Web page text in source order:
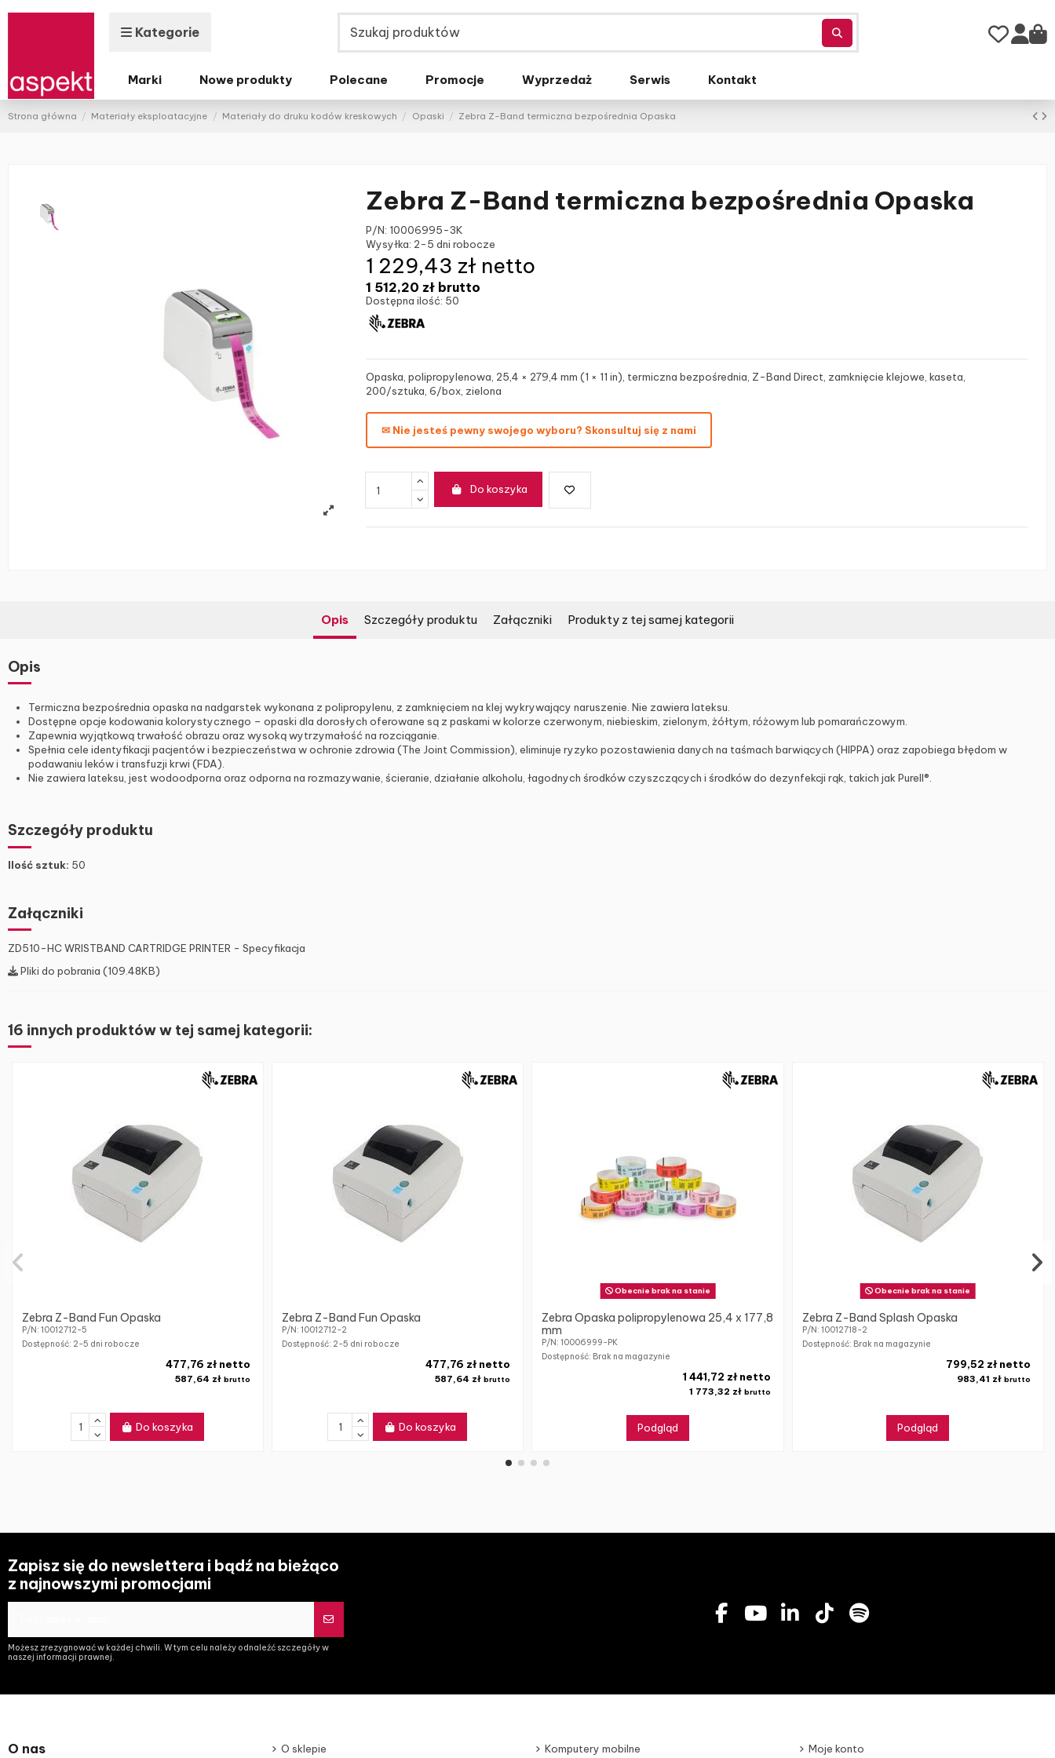
Kategorie
Marki Nowe produkty Polecane Promocje Wyprzedaż Serwis Kontakt
Strona główna Materiały eksploatacyjne Materiały do druku kodów kreskowych Opaski Zebra Z-Band termiczna bezpośrednia Opaska
Zebra Z-Band termiczna bezpośrednia Opaska
P/N: 10006995-3K
Wysyłka: 2-5 dni robocze
1 512,20 zł brutto
1 229,43 zł netto
Dostępna ilość: 50
Opaska, polipropylenowa, 25,4 × 279,4 mm (1 × 11 in), termiczna bezpośrednia, Z-Band Direct, zamknięcie klejowe, kaseta,
200/sztuka, 6/box, zielona
✉ Nie jesteś pewny swojego wyboru? Skonsultuj się z nami
Do koszyka
Opis Szczegóły produktu Załączniki Produkty z tej samej kategorii
Opis
Termiczna bezpośrednia opaska na nadgarstek wykonana z polipropylenu, z zamknięciem na klej wykrywający naruszenie. Nie zawiera lateksu.
Dostępne opcje kodowania kolorystycznego – opaski dla dorosłych oferowane są z paskami w kolorze czerwonym, niebieskim, zielonym, żółtym, różowym lub pomarańczowym.
Zapewnia wyjątkową trwałość obrazu oraz wysoką wytrzymałość na rozciąganie.
Spełnia cele identyfikacji pacjentów i bezpieczeństwa w ochronie zdrowia (The Joint Commission), eliminuje ryzyko pozostawienia danych na taśmach barwiących (HIPPA) oraz zapobiega błędom w
podawaniu leków i transfuzji krwi (FDA).
Nie zawiera lateksu, jest wodoodporna oraz odporna na rozmazywanie, ścieranie, działanie alkoholu, łagodnych środków czyszczących i środków do dezynfekcji rąk, takich jak Purell®.
Szczegóły produktu
Ilość sztuk: 50
Załączniki
ZD510-HC WRISTBAND CARTRIDGE PRINTER - Specyfikacja
Pliki do pobrania (109.48KB)
16 innych produktów w tej samej kategorii:
Zebra Z-Band Fun Opaska
P/N: 10012712-5
Dostępność: 2-5 dni robocze
587,64 złbrutto
477,76 zł netto
Do koszyka
Zebra Z-Band Fun Opaska
P/N: 10012712-2
Dostępność: 2-5 dni robocze
587,64 złbrutto
477,76 zł netto
Do koszyka
Obecnie brak na stanie
Zebra Opaska polipropylenowa 25,4 x 177,8
mm
P/N: 10006999-PK
Dostępność: Brak na magazynie
1 773,32 zł brutto
1 441,72 zł netto
Podgląd
Obecnie brak na stanie
Zebra Z-Band Splash Opaska
P/N: 10012718-2
Dostępność: Brak na magazynie
983,41 zł brutto
799,52 zł netto
Podgląd
Zapisz się do newslettera i bądź na bieżąco
z najnowszymi promocjami
Możesz zrezygnować w każdej chwili. W tym celu należy odnaleźć szczegóły w
naszej informacji prawnej.
O nas O sklepie Komputery mobilne Moje konto